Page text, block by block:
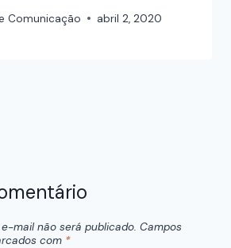
Comunicação abril 2, 2020
mail não será publicado. Campos
com *